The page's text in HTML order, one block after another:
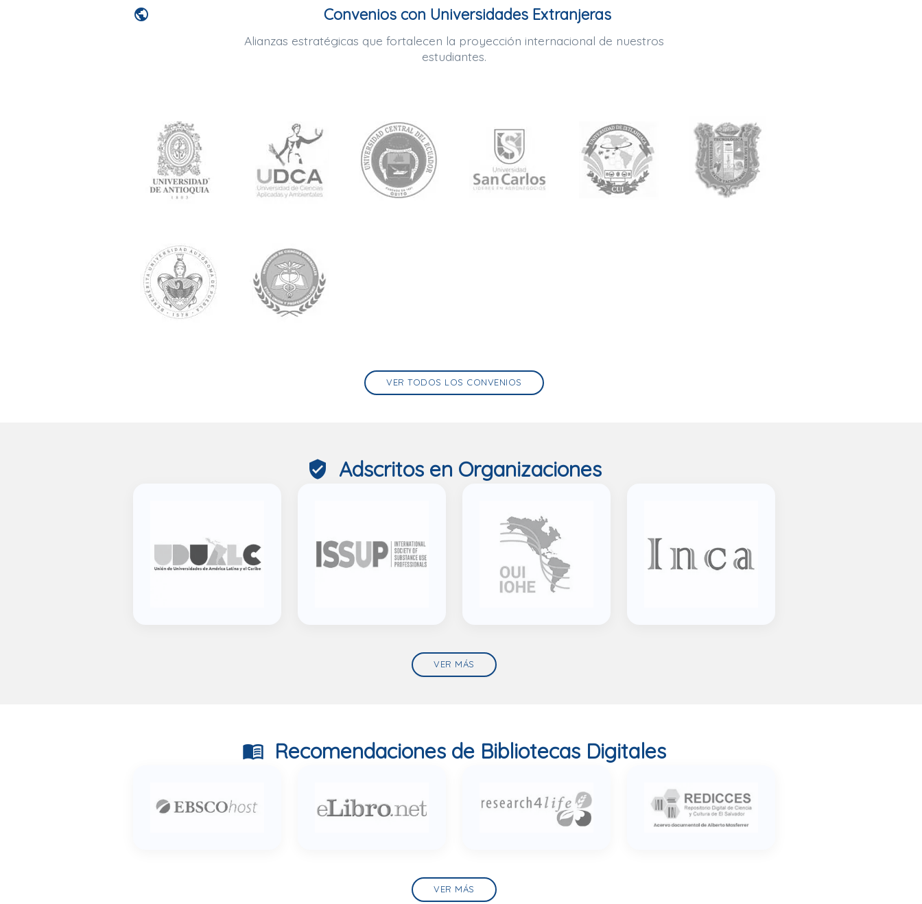
public Convenios con Universidades Extranjeras
Alianzas estratégicas que fortalecen la proyección internacional de nuestros
estudiantes.
VER TODOS LOS CONVENIOS
verified_user Adscritos en Organizaciones
VER MÁS
menu_book Recomendaciones de Bibliotecas Digitales
VER MÁS